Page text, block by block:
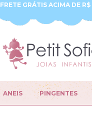
FRETE GRÁTIS ACIMA DE
ANEIS PINGENTES